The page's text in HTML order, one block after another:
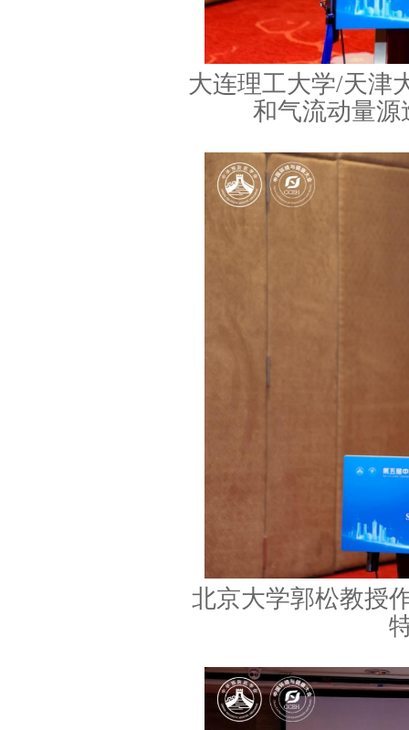
大连理工大学/天津
和气流动量
北京大学郭松教授